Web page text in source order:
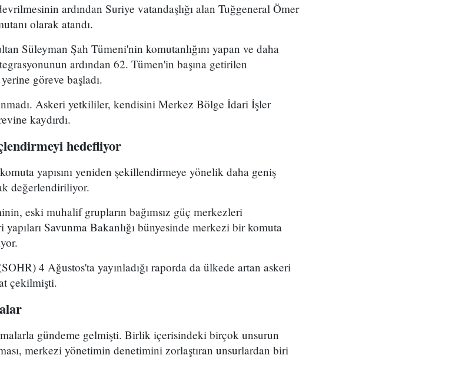
ardından Suriye vatandaşlığı alan Tuğgeneral Ömer
olarak atandı.
Süleyman Şah Tümeni'nin komutanlığını yapan ve daha
ardından 62. Tümen'in başına getirilen
göreve başladı.
Askeri yetkililer, kendisini Merkez Bölge İdari İşler
kaydırdı.
hedefliyor
yapısını yeniden şekillendirmeye yönelik daha geniş
değerlendiriliyor.
eski muhalif grupların bağımsız güç merkezleri
yapıları Savunma Bakanlığı bünyesinde merkezi bir komuta
4 Ağustos'ta yayınladığı raporda da ülkede artan askeri
çekilmişti.
gündeme gelmişti. Birlik içerisindeki birçok unsurun
merkezi yönetimin denetimini zorlaştıran unsurlardan biri